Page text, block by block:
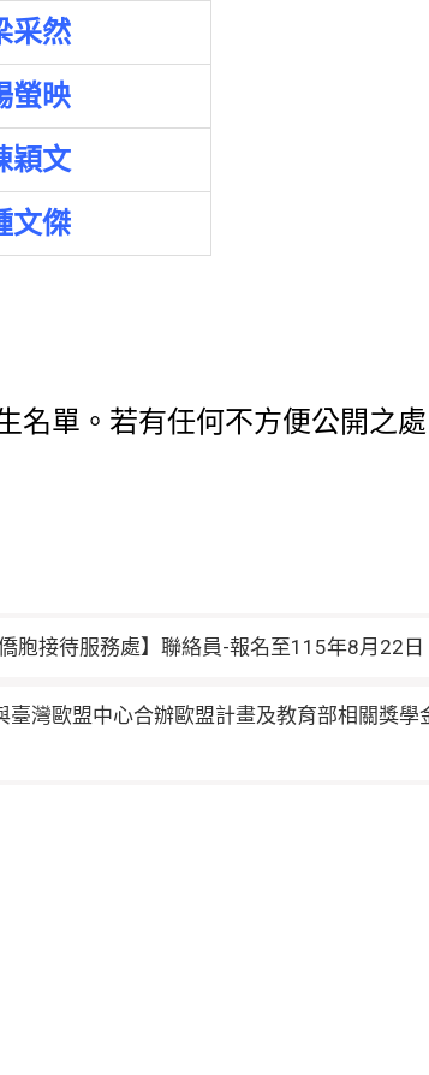
采然
螢映
穎文
文傑
名單。若有任何不方便公開之
胞接待服務處】聯絡員-報名至115年8月22日
臺灣歐盟中心合辦歐盟計畫及教育部相關獎學